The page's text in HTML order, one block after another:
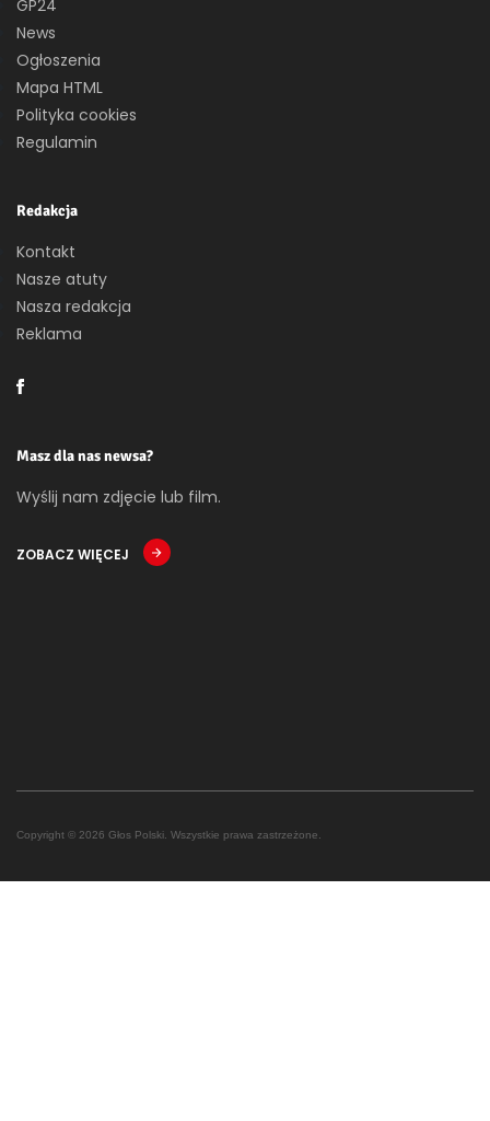
GP24
News
Ogłoszenia
Mapa HTML
Polityka cookies
Regulamin
Redakcja
Kontakt
Nasze atuty
Nasza redakcja
Reklama
Masz dla nas newsa?
Wyślij nam zdjęcie lub film.
ZOBACZ WIĘCEJ
Copyright © 2026 Głos Polski. Wszystkie prawa zastrzeżone.